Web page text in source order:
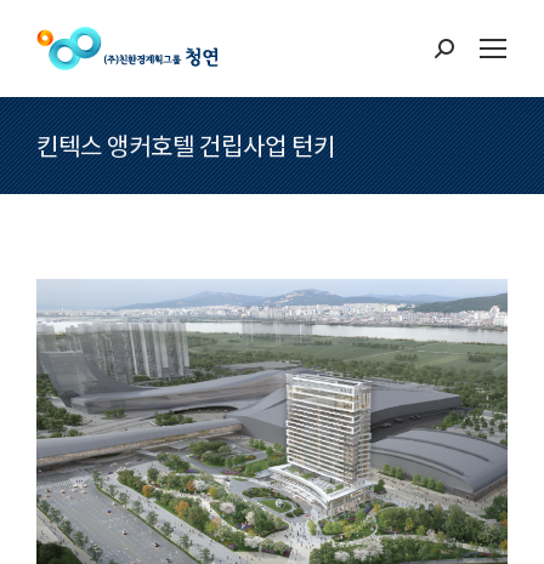
Search:
킨텍스 앵커호텔 건립사업 턴키